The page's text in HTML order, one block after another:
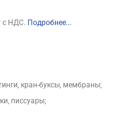
с НДС. Подробнее...
кран-буксы, мембраны;
писсуары;